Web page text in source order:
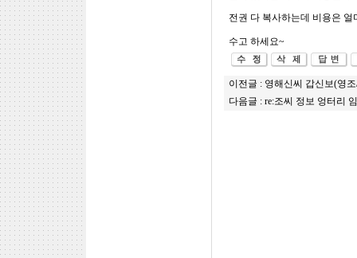
전권 다 복사하는데 비용은
수고 하세요~
이전글 : 영해신씨 갑신보(영
다음글 : re:조씨 정보 엉터리